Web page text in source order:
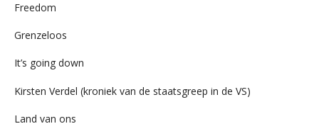
Freedom
Grenzeloos
It’s going down
Kirsten Verdel (kroniek van de staatsgreep in de VS)
Land van ons